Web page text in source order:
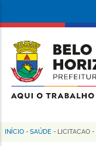
conteúdo
principal
da
Prefeitura
de
Horizonte
Trilha
INÍCIO - SAÚDE - LICITACAO -